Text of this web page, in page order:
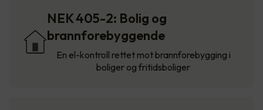
NEK 405-2: Bolig og
brannforebyggende
En el-kontroll rettet mot brannforebygging i
boliger og fritidsboliger